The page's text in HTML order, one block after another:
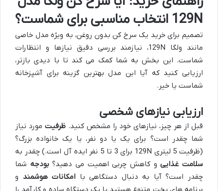
129N انتخاب مناسبی برای شماست؟
تصمیم برای خرید یک سرخ کن بدون روغن، به ویژه مدل خاصی
مانند ولگا 129N، نیازمند بررسی دقیق نیازها و انتظارات
شماست. این بخش به شما کمک می کند تا با دیدی بازتر،
ارزیابی کنید که آیا این مدل بهترین گزینه برای آشپزخانه
شماست یا خیر.
ارزیابی نیازهای شخصی
قبل از هر چیز، نیازهای خود را مشخص کنید.ظرفیت مورد نیاز
شما چقدر است؟ برای یک یا دو نفر، یا یک خانواده بزرگ؟
(ظرفیت 5 لیتری 129N برای 3 تا 5 نفر ایده آل است.) چقدر به
سلامت غذاییو کاهش چربی اهمیت می دهید؟بودجه شما
چقدر است؟ آیا به دنبال دستگاهی با امکانات هوشمند و